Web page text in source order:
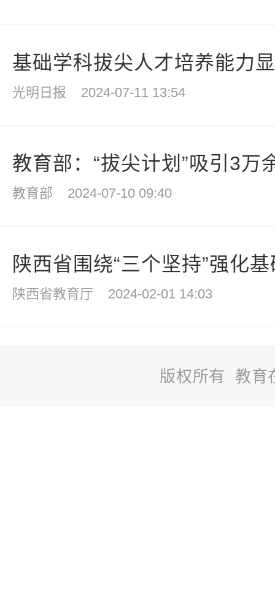
基础学科拔尖人才培养能力
光明日报 2024-07-11 13:54
教育部：“拔尖计划”吸引3万
教育部 2024-07-10 09:40
陕西省围绕“三个坚持”强化
陕西省教育厅 2024-02-01 14:03
版权所有 教育